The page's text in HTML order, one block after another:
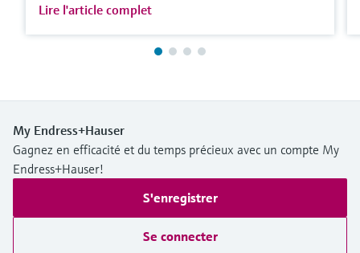
Lire l'article complet
My Endress+Hauser
Gagnez en efficacité et du temps précieux avec un compte My
Endress+Hauser!
S'enregistrer
Se connecter